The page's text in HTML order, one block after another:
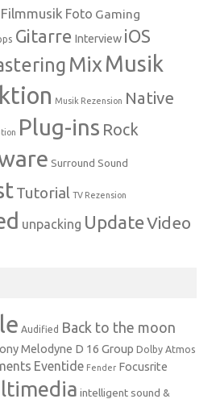
Filmmusik Foto Gaming
Gitarre Interview iOS
Mix Musik
Musik Rezension Native
Plug-ins Rock
Surround Sound
Tutorial TV Rezension
unpacking UpdateVideo
Audified Back to the moon
Melodyne D 16 Group Dolby Atmos
Eventide Fender Focusrite
intelligent sound &